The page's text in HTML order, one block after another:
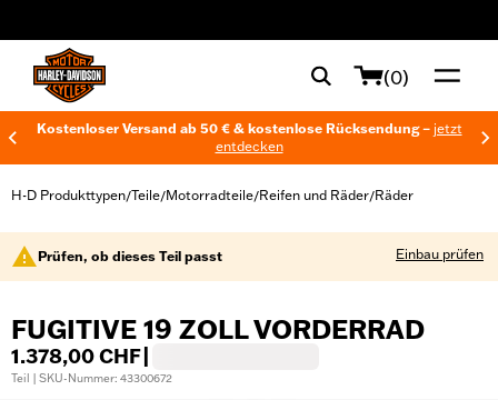
(0)
Kostenloser Versand ab 50 € & kostenlose Rücksendung – jetzt
entdecken
H-D Produkttypen/Teile/Motorradteile/Reifen und Räder/Räder
Prüfen, ob dieses Teil passt Einbau prüfen
FUGITIVE 19 ZOLL VORDERRAD
1.378,00 CHF
Teil | SKU-Nummer: 43300672